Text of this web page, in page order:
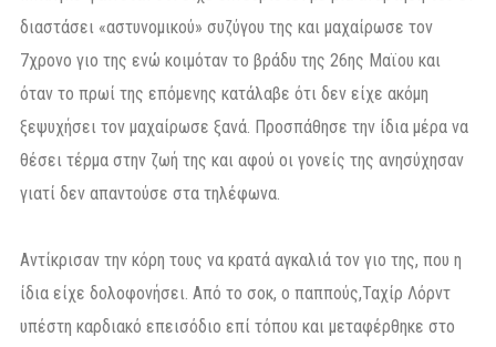
διαστάσει «αστυνομικού» συζύγου της και μαχαίρωσε τον
7χρονο γιο της ενώ κοιμόταν το βράδυ της 26ης Μαϊου και
όταν το πρωί της επόμενης κατάλαβε ότι δεν είχε ακόμη
ξεψυχήσει τον μαχαίρωσε ξανά. Προσπάθησε την ίδια μέρα να
θέσει τέρμα στην ζωή της και αφού οι γονείς της ανησύχησαν
γιατί δεν απαντούσε στα τηλέφωνα.
Αντίκρισαν την κόρη τους να κρατά αγκαλιά τον γιο της, που η
ίδια είχε δολοφονήσει. Από το σοκ, ο παππούς,Ταχίρ Λόρντ
υπέστη καρδιακό επεισόδιο επί τόπου και μεταφέρθηκε στο